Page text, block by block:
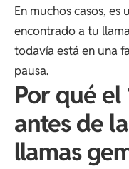
En muchos casos,
encontrado a tu
todavía está en una
pausa.
Por qué el
antes de
llamas